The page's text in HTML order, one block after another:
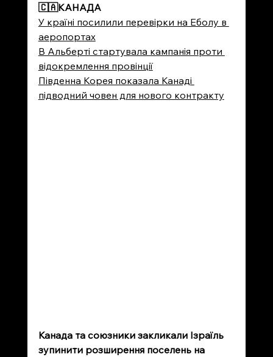
🇨🇦КАНАДА
У країні посилили перевірки на Еболу в
аеропортах
В Альберті стартувала кампанія проти
відокремлення провінції
Південна Корея показала Канаді
підводний човен для нового контракту
Канада та союзники закликали Ізраїль
зупинити розширення поселень на